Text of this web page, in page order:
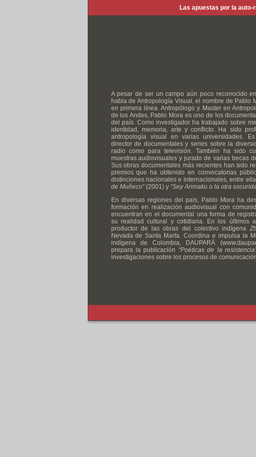
Las apuestas por la
A pesar de ser un campo aún poco reconocido
habla de Antropología Visual, el nombre de Pablo
en primera línea. Antropólogo y Master en
de los Andes, Pablo Mora es uno de los
del país. Como investigador ha trabajado sobre
identidad, memoria, arte y conflicto. Ha sido
antropología visual en varias universidades.
director de documentales y series sobre la
radio como para televisión. También ha sido
muestras audiovisuales y jurado de varias becas
Sus obras documentales más recientes han sido
premios que ha obtenido en convocatorias
distinciones nacionales e internacionales, entre
de Muñeco”(2001) y “Sey Arimaku o la otra
En diversas regiones del país, Pablo Mora ha
formación en realización audiovisual con
encuentran en el documental una forma de
su realidad cultural y cotidiana. En los últimos
productor de las obras del colectivo indígena
Nevada de Santa Marta. Coordina e impulsa la
indígena de Colombia, DAUPARÁ
prepara la publicación “Poéticas de la
investigaciones sobre los procesos de